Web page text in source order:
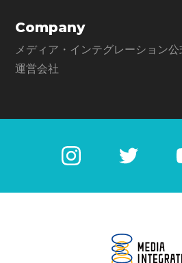
Company
メディア・インテグレーション公
運営会社